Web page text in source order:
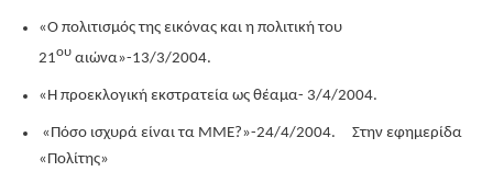
«Ο πολιτισμός της εικόνας και η πολιτική του
21ου αιώνα»-13/3/2004.
«Η προεκλογική εκστρατεία ως θέαμα- 3/4/2004.
«Πόσο ισχυρά είναι τα ΜΜΕ?»-24/4/2004. Στην εφημερίδα
«Πολίτης»